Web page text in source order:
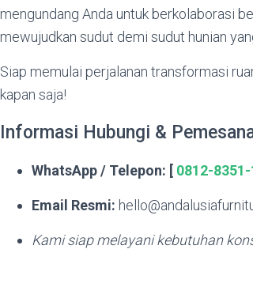
mengundang Anda untuk berkolaborasi
mewujudkan sudut demi sudut hunian
Siap memulai perjalanan transformasi
kapan saja!
Informasi Hubungi &
WhatsApp / Telepon: [ 0812-
Email Resmi:
Kami siap melayani kebutuhan